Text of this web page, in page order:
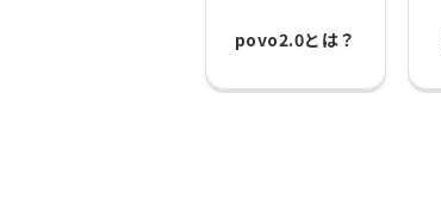
povo2.0とは？